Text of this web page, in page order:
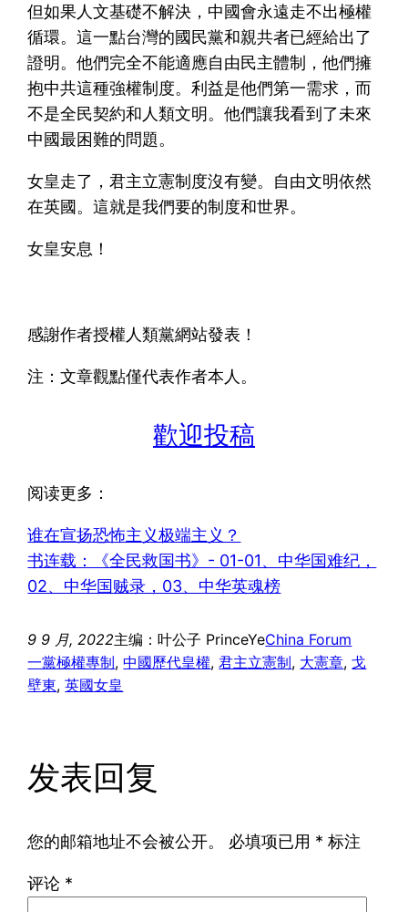
但如果人文基礎不解決，中國會永遠走不出極權
循環。這一點台灣的國民黨和親共者已經給出了
證明。他們完全不能適應自由民主體制，他們擁
抱中共這種強權制度。利益是他們第一需求，而
不是全民契約和人類文明。他們讓我看到了未來
中國最困難的問題。
女皇走了，君主立憲制度沒有變。自由文明依然
在英國。這就是我們要的制度和世界。
女皇安息！
感謝作者授權人類黨網站發表！
注：文章觀點僅代表作者本人。
歡迎投稿
阅读更多：
谁在宣扬恐怖主义极端主义？
书连载：《全民救国书》- 01-01、中华国难纪，
02、中华国贼录，03、中华英魂榜
9 9 月, 2022主编：叶公子 PrinceYeChina Forum
一黨極權專制, 中國歷代皇權, 君主立憲制, 大憲章, 戈
壁東, 英國女皇
发表回复
您的邮箱地址不会被公开。 必填项已用 * 标注
评论 *